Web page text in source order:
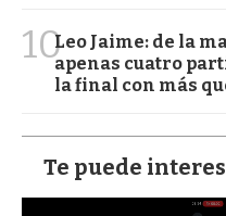
10Leo Jaime: de la
apenas cuatro
la final con más
Te puede